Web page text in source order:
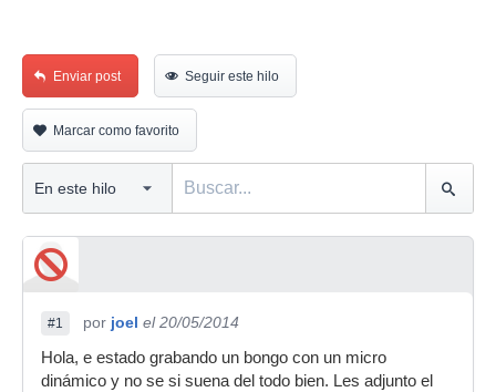
Enviar post Seguir este hilo
Marcar como favorito
#1 por joel el 20/05/2014
Hola, e estado grabando un bongo con un micro
dinámico y no se si suena del todo bien. Les adjunto el